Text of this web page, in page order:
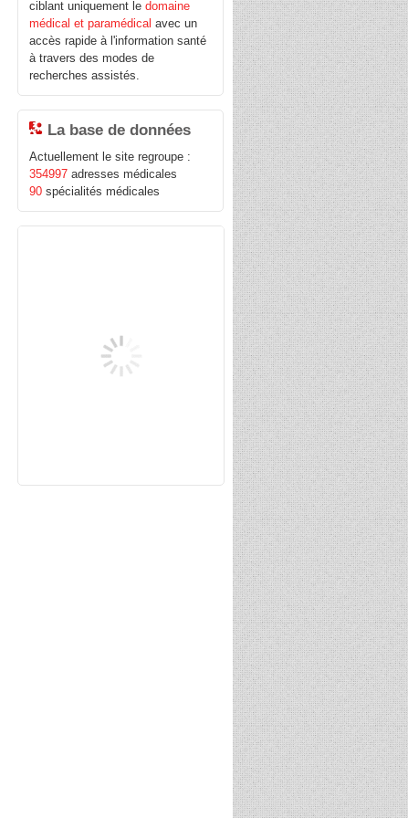
ciblant uniquement ledomaine
médical et paramédical avec un
accès rapide à l'information santé
à travers des modes de
recherches assistés.
La base de données
Actuellement le site regroupe :
354997 adresses médicales
90 spécialités médicales